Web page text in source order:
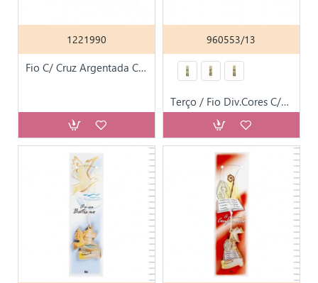
1221990
Fio C/ Cruz Argentada C/ Caixa
960553/13
Terço / Fio Div.Cores C/Medalha Anjo + Cruz Comunhão